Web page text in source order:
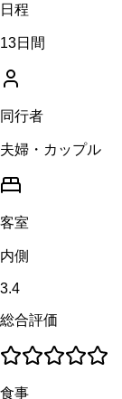
日程
13日間
同行者
夫婦・カップル
客室
内側
3.4
総合評価
食事